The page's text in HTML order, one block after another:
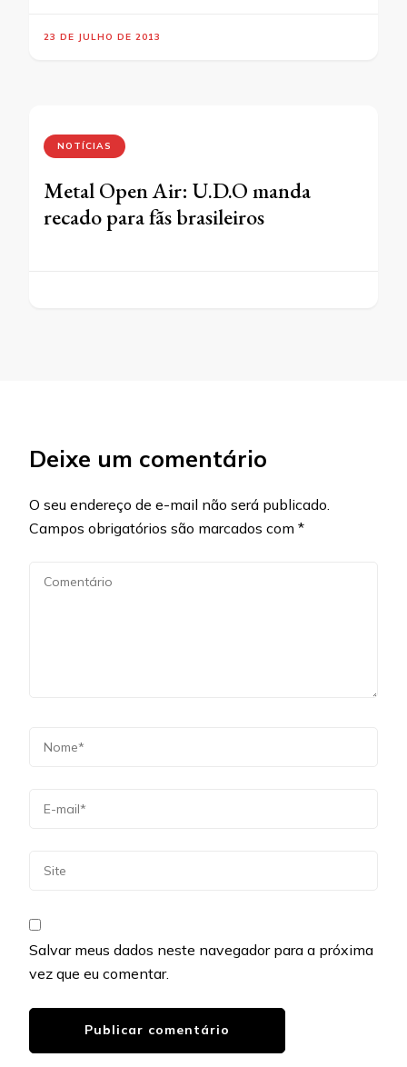
23 DE JULHO DE 2013
NOTÍCIAS
Metal Open Air: U.D.O manda
recado para fãs brasileiros
Deixe um comentário
O seu endereço de e-mail não será publicado.
Campos obrigatórios são marcados com *
Salvar meus dados neste navegador para a próxima
vez que eu comentar.